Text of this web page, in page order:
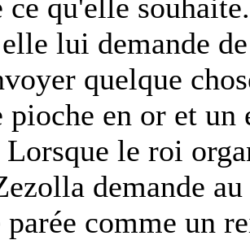
ce qu'elle
lui demande
quelque
pioche en or et
le roi
demande
comme un